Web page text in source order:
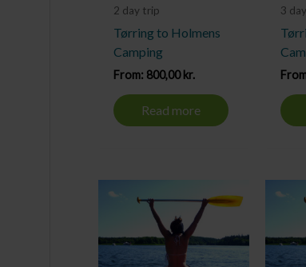
2 day trip
Tørring to Holmens
Camping
From: 800,00kr.
Read more
3